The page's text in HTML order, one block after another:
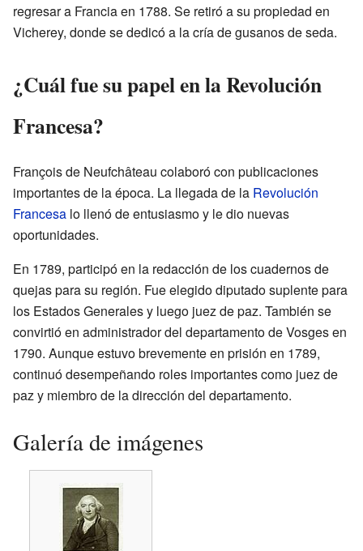
regresar a Francia en 1788. Se retiró a su propiedad en
Vicherey, donde se dedicó a la cría de gusanos de seda.
¿Cuál fue su papel en la Revolución
Francesa?
François de Neufchâteau colaboró con publicaciones
importantes de la época. La llegada de la Revolución
Francesa lo llenó de entusiasmo y le dio nuevas
oportunidades.
En 1789, participó en la redacción de los cuadernos de
quejas para su región. Fue elegido diputado suplente para
los Estados Generales y luego juez de paz. También se
convirtió en administrador del departamento de Vosges en
1790. Aunque estuvo brevemente en prisión en 1789,
continuó desempeñando roles importantes como juez de
paz y miembro de la dirección del departamento.
Galería de imágenes